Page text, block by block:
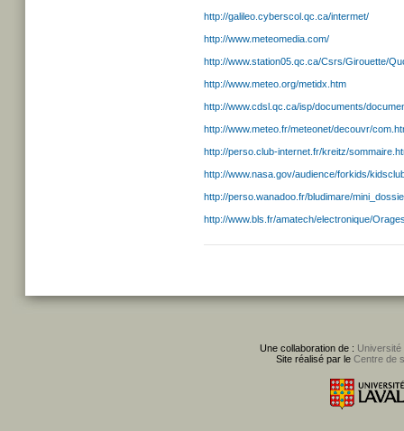
http://galileo.cyberscol.qc.ca/intermet/
http://www.meteomedia.com/
http://www.station05.qc.ca/Csrs/Girouette/
http://www.meteo.org/metidx.htm
http://www.cdsl.qc.ca/isp/documents/
http://www.meteo.fr/meteonet/decouvr/
http://perso.club-internet.fr/kreitz/
http://www.nasa.gov/audience/forkids/
http://perso.wanadoo.fr/bludimare/
http://www.bls.fr/amatech/electronique/
Une collaboration de : Université
Site réalisé par le Centre de